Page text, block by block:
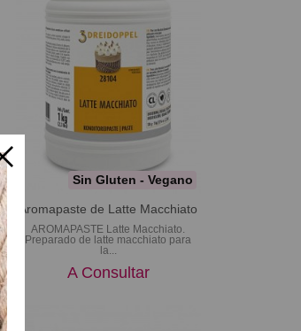
Sin Gluten - Vegano
Aromapaste de Latte Macchiato
AROMAPASTE Latte Macchiato.
Preparado de latte macchiato para
la...
A Consultar